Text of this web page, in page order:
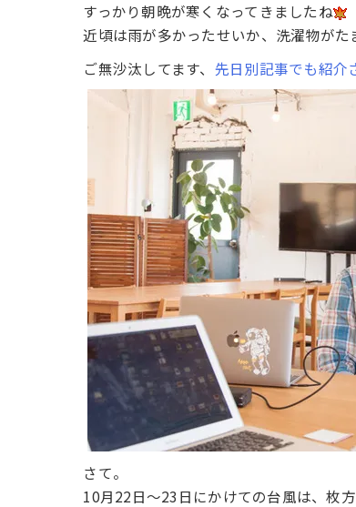
すっかり朝晩が寒くなってきましたね
近頃は雨が多かったせいか、洗濯物がた
ご無沙汰してます、 先日別記事でも紹介
さて。
10月22日〜23日にかけての台風は、枚